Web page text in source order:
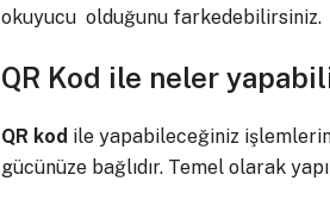
okuyucu olduğunu farkedebilirsiniz.
QR Kod ile neler
QR kod ile yapabileceğiniz
gücünüze bağlıdır. Temel olarak